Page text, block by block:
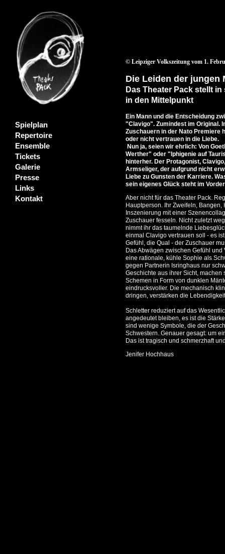
Spielplan
Repertoire
Ensemble
Tickets
Galerie
Presse
Links
Kontakt
© Leipziger Volkszeitung vom 1.
Die Leiden der jungen
Das Theater Pack stellt
in den Mittelpunkt
Ein Mann und die Entscheidung
"Clavigo". Zumindest im Original.
Zuschauern in der Nato Premiere
oder nicht vertrauen in die Liebe.
Nun ja, seien wir ehrlich: Von
Werther" oder "Iphigenie auf
hinterher. Der Protagonist,
Armseliger, der aufgrund nicht
Liebe zu Gunsten der Karriere.
sein eigenes Glück steht im
Aber nicht für das Theater Pack.
Hauptperson. Ihr Zweifeln,
Inszenierung mit einer
Zuschauer fesseln. Nicht zuletzt
nimmt ihr das taumelnde
einmal Clavigo vertrauen soll - es
Gefühl, die Qual - der Zuschauer
Das Abwägen zwischen Gefühl
eine rationale, kühle Sophie als
gegen Partnerin Isringhaus nur
Geschichte aus ihrer Sicht,
Schemen in Form von dunklen
eindrucksvoller. Die mechanisch
dringen, verstärken die
Schletter reduziert auf das
angedeutet bleiben, es ist die
sind wenige Symbole, die der
Schwestern. Genauer gesagt: um
Das ist tragisch und schmerzhaft
Jenifer Hochhaus